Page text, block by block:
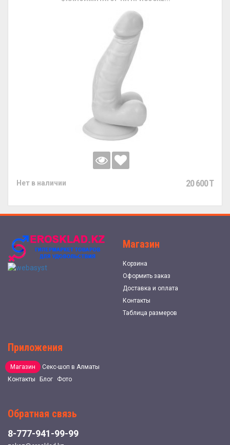
Нет в наличии 20 600 T
Магазин
Корзина
Оформить заказ
Доставка и оплата
Контакты
Таблица размеров
Приложения
Магазин
Секс-шоп в Алматы
Контакты
Блог Фото
Обратная связь
8-777-941-99-99